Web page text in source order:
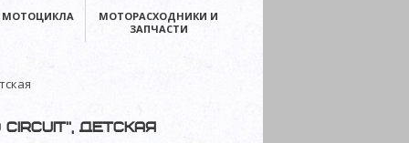
МОТОРАСХОДНИКИ И
ЗАПЧАСТИ
Circuit”, детская